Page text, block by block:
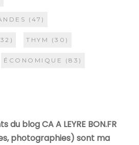
(47)
THYM (30)
ÉCONOMIQUE (83)
du blog CA A LEYRE BON.FR
photographies) sont ma